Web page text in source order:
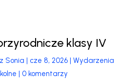
klasy IV
Sonia | cze 8, 2026| Wydarzenia
|0 komentarzy